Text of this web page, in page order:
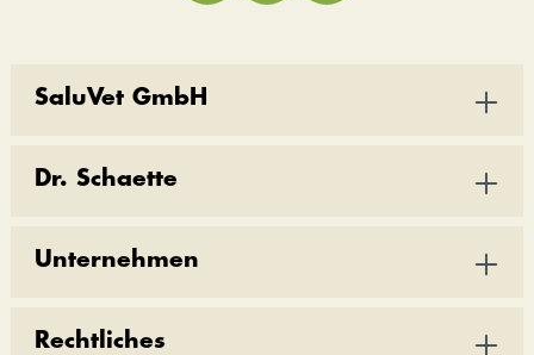
SaluVet GmbH
Dr. Schaette
Unternehmen
Rechtliches